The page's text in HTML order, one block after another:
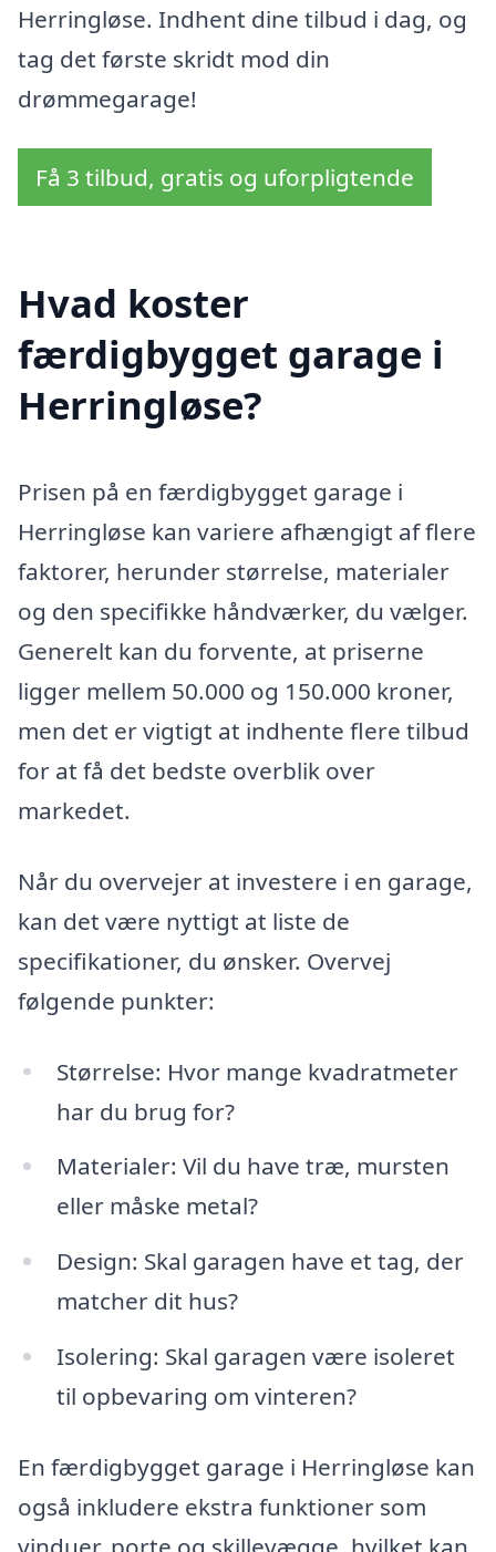
Herringløse. Indhent dine tilbud i dag, og
tag det første skridt mod din
drømmegarage!
Få 3 tilbud, gratis og uforpligtende
Hvad koster
færdigbygget garage i
Herringløse?
Prisen på en færdigbygget garage i
Herringløse kan variere afhængigt af flere
faktorer, herunder størrelse, materialer
og den specifikke håndværker, du vælger.
Generelt kan du forvente, at priserne
ligger mellem 50.000 og 150.000 kroner,
men det er vigtigt at indhente flere tilbud
for at få det bedste overblik over
markedet.
Når du overvejer at investere i en garage,
kan det være nyttigt at liste de
specifikationer, du ønsker. Overvej
følgende punkter:
Størrelse: Hvor mange kvadratmeter
har du brug for?
Materialer: Vil du have træ, mursten
eller måske metal?
Design: Skal garagen have et tag, der
matcher dit hus?
Isolering: Skal garagen være isoleret
til opbevaring om vinteren?
En færdigbygget garage i Herringløse kan
også inkludere ekstra funktioner som